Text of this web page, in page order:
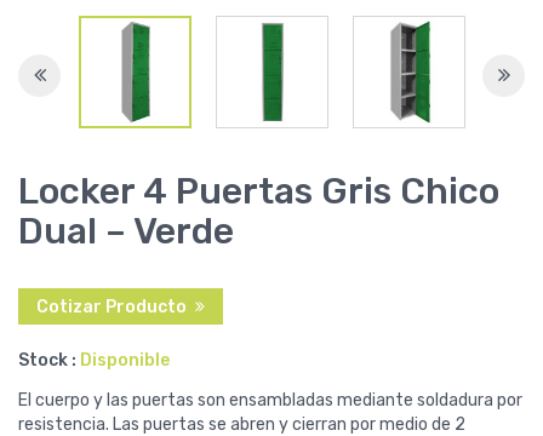
Locker 4 Puertas Gris Chico
Dual – Verde
Cotizar Producto
Stock : Disponible
El cuerpo y las puertas son ensambladas mediante soldadura por
resistencia. Las puertas se abren y cierran por medio de 2